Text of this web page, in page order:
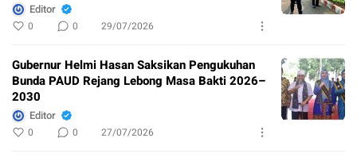
Editor
0 0 29/07/2026
Gubernur Helmi Hasan Saksikan Pengukuhan
Bunda PAUD Rejang Lebong Masa Bakti 2026–
2030
Editor
0 0 27/07/2026